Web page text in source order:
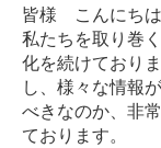
サービス案内
法人・個人事
相続・資産税
皆様 こんにちは
私たちを取り巻
化を続けており
し、様々な情報
べきなのか、非
ております。